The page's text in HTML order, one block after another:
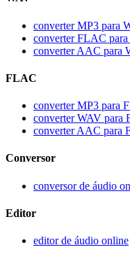
converter MP3 para
converter FLAC
converter AAC para
FLAC
converter MP3 para
converter WAV para
converter AAC para
Conversor
conversor de áudio
Editor
editor de áudio online